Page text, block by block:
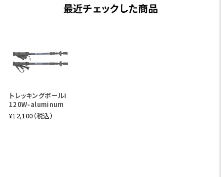
最近チェックした商品
トレッキングポールi
120W-aluminum
¥12,100（税込）